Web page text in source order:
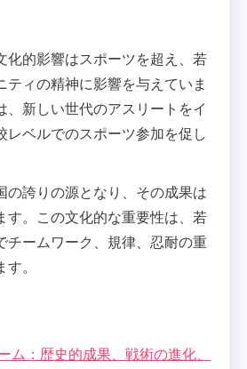
化的影響はスポーツを超え、若
ティの精神に影響を与えていま
、新しい世代のアスリートをイ
レベルでのスポーツ参加を促し
の誇りの源となり、その成果は
す。この文化的な重要性は、若
チームワーク、規律、忍耐の重
。
ム：歴史的成果、戦術の進化、